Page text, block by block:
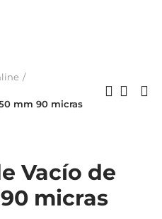
mm 90 micras
Vacío de
micras